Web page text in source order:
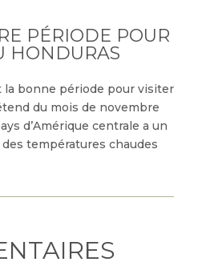
PÉRIODE POUR
HONDURAS
la bonne période pour visiter
du mois de novembre
d’Amérique centrale a un
températures chaudes